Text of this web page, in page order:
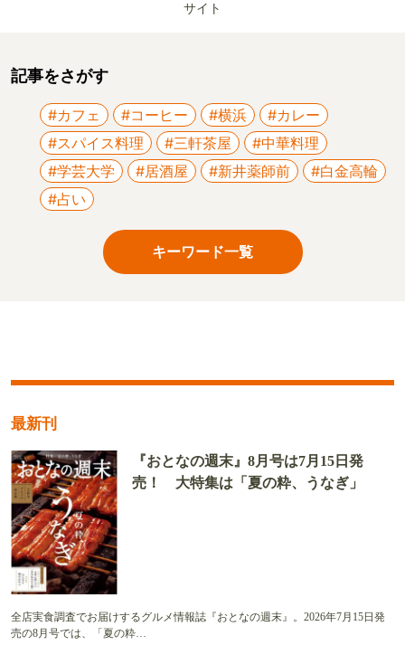
サイト
記事をさがす
#カフェ #コーヒー #横浜
#カレー
#スパイス料理
#三軒茶屋
#中華料理
#学芸大学
#居酒屋 #新井薬師前
#白金高輪
#占い
キーワード一覧
最新刊
『おとなの週末』8月号は7月15日発
売！ 大特集は「夏の粋、うなぎ」
全店実食調査でお届けするグルメ情報誌『おとなの週末』。2026年7月15日発
売の8月号では、「夏の粋…